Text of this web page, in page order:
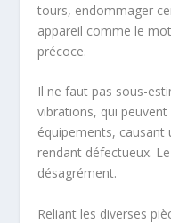
tours, endommager
appareil comme le
précoce.
Il ne faut pas sous-
vibrations, qui peuvent
équipements, causant
rendant défectueux.
désagrément.
Reliant les diverses